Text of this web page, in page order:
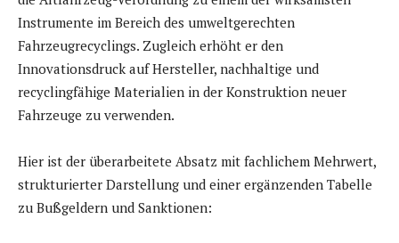
Instrumente im Bereich des umweltgerechten
Fahrzeugrecyclings. Zugleich erhöht er den
Innovationsdruck auf Hersteller, nachhaltige und
recyclingfähige Materialien in der Konstruktion neuer
Fahrzeuge zu verwenden.
Hier ist der überarbeitete Absatz mit fachlichem Mehrwert,
strukturierter Darstellung und einer ergänzenden Tabelle
zu Bußgeldern und Sanktionen: